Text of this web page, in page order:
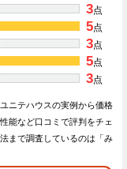
3点
5点
3点
5点
3点
ニテハウスの実例から価格
能など口コミで評判をチェ
まで調査しているのは「み